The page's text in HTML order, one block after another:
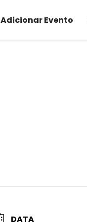
Adicionar Evento
DATA